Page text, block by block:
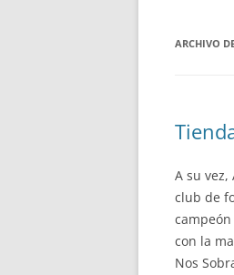
ARCHIVO
A su
club de
campeón
con la
Nos